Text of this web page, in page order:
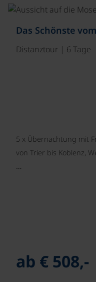
Das Schönste
Distanztour | 6 Tage
5 x Übernachtung mit
von Trier bis Koblenz,
…
ab € 508,-